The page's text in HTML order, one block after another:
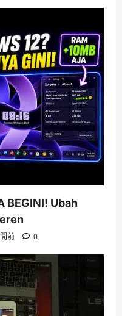
BEGINI! Ubah
前 0